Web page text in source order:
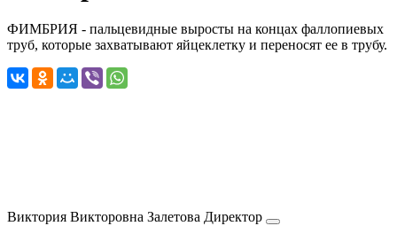
ФИМБРИЯ - пальцевидные выросты на концах фаллопиевых
труб, которые захватывают яйцеклетку и переносят ее в трубу.
Виктория Викторовна Залетова Директор